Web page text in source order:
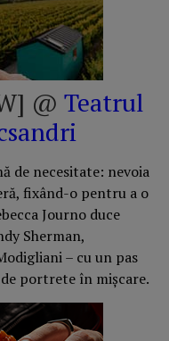
@ Teatrul
de necesitate: nevoia
fixând-o pentru a o
Journo duce
Sherman,
– cu un pas
portrete în mișcare.